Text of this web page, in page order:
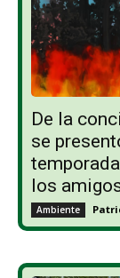
De la
se
los
Ambiente